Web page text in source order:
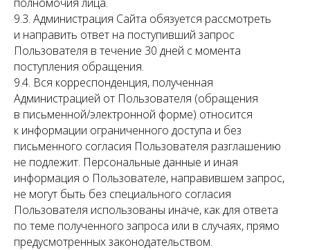
9.3. Администрация Сайта обязуется рассмотреть
и направить ответ на поступивший запрос
Пользователя в течение 30 дней с момента
поступления обращения.
9.4. Вся корреспонденция, полученная
Администрацией от Пользователя (обращения
в письменной/электронной форме) относится
к информации ограниченного доступа и без
письменного согласия Пользователя разглашению
не подлежит. Персональные данные и иная
информация о Пользователе, направившем запрос,
не могут быть без специального согласия
Пользователя использованы иначе, как для ответа
по теме полученного запроса или в случаях, прямо
предусмотренных законодательством.